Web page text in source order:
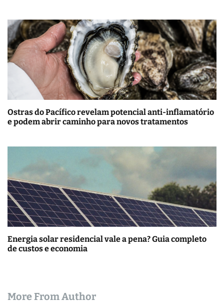
Ostras do Pacífico revelam potencial anti-inflamatório
e podem abrir caminho para novos tratamentos
Energia solar residencial vale a pena? Guia completo
de custos e economia
More From Author